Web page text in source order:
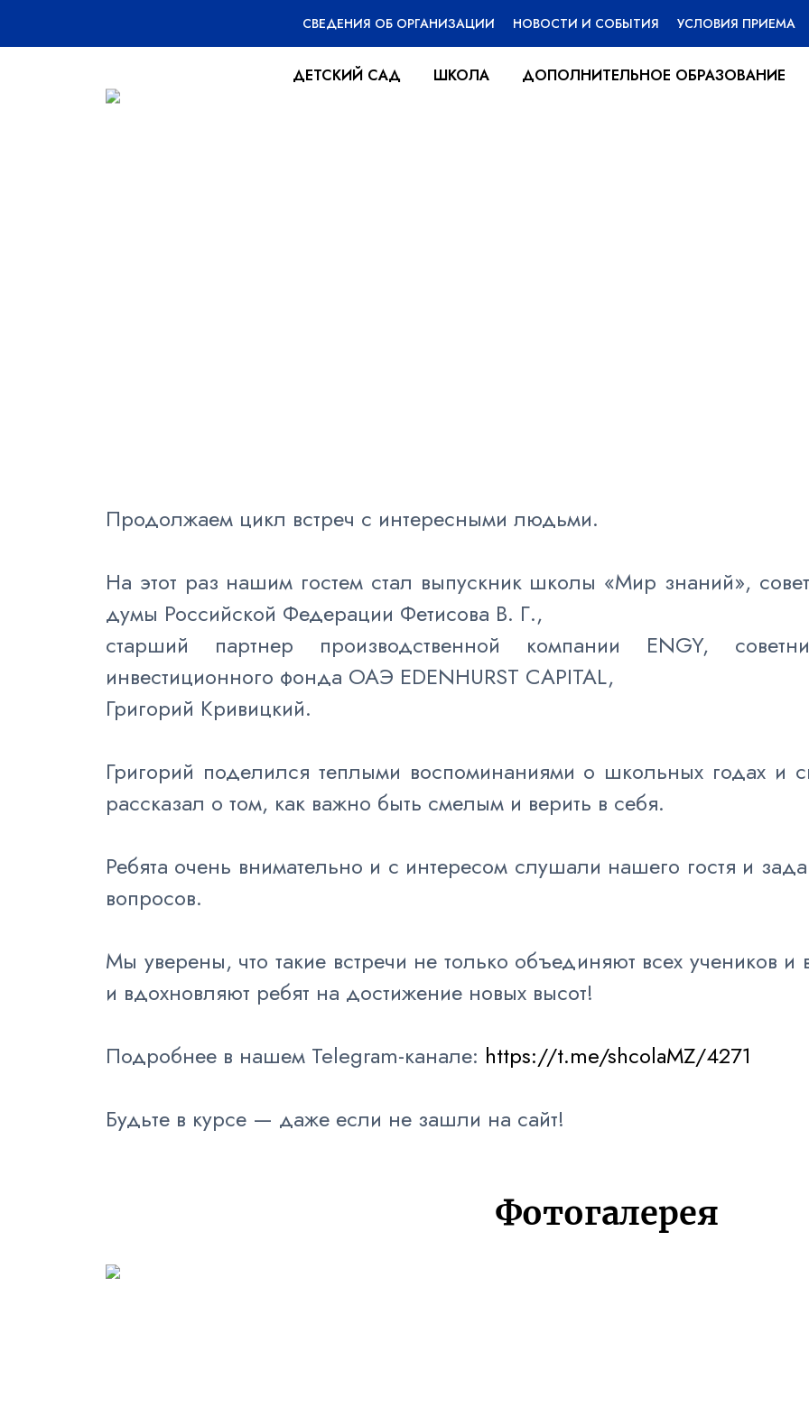
СВЕДЕНИЯ ОБ ОРГАНИЗАЦИИ НОВОСТИ И СОБЫТИЯ УСЛОВИЯ ПРИЕМА
ДЕТСКИЙ САД ШКОЛА ДОПОЛНИТЕЛЬНОЕ ОБРАЗОВАНИЕ
Продолжаем цикл встреч с интересными людьми.
На этот раз нашим гостем стал выпускник школы «Мир знаний»,
думы Российской Федерации Фетисова В. Г.,
старший партнер производственной компании ENGY,
инвестиционного фонда ОАЭ EDENHURST CAPITAL,
Григорий Кривицкий.
Григорий поделился теплыми воспоминаниями о школьных годах и
рассказал о том, как важно быть смелым и верить в себя.
Ребята очень внимательно и с интересом слушали нашего гостя и
вопросов.
Мы уверены, что такие встречи не только объединяют всех учеников
и вдохновляют ребят на достижение новых высот!
Подробнее в нашем Telegram-канале: https://t.me/shcolaMZ/4271
Будьте в курсе — даже если не зашли на сайт!
Фотогалерея